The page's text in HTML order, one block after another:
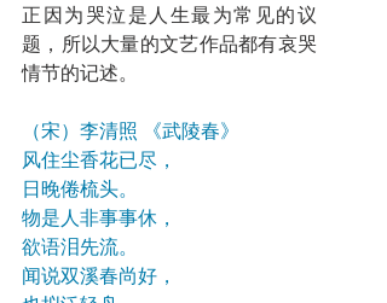
正因为哭泣是人生最为常见的议
题，所以大量的文艺作品都有哀哭
情节的记述。
（宋）李清照 《武陵春》
风住尘香花已尽，
日晚倦梳头。
物是人非事事休，
欲语泪先流。
闻说双溪春尚好，